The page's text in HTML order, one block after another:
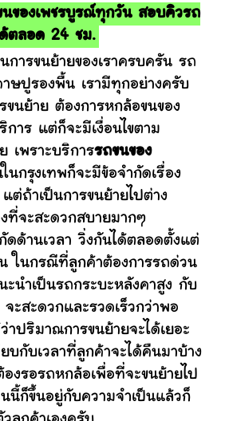
นของเพชรบูรณ์ทุกวัน สอบคิวรถ
ด้ตลอด 24 ชม.
นย้ายของเราครบครัน รถ
าษปูรองพื้น เรามีทุกอย่างครับ
ขนย้าย ต้องการหกล้อขนของ
าร แต่ก็จะมีเงื่อนไขตาม
เพราะบริการรถขนของ
ในกรุงเทพก็จะมีข้อจำกัดเรื่อง
ต่ถ้าเป็นการขนย้ายไปต่าง
ที่จะสะดวกสบายมากๆ
ดด้านเวลา วิ่งกันได้ตลอดตั้งแต่
น ในกรณีที่ลูกค้าต้องการรถด่วน
ะนำเป็นรถกระบะหลังคาสูง กับ
ะสะดวกและรวดเร็วกว่าพอ
ปริมาณการขนย้ายจะได้เยอะ
บกับเวลาที่ลูกค้าจะได้คืนมาบ้าง
งรอรถหกล้อเพื่อที่จะขนย้ายไป
นี้ก็ขึ้นอยู่กับความจำเป็นแล้วก็